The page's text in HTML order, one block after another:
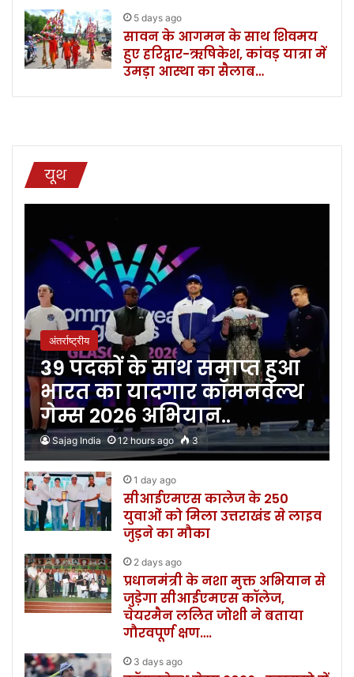
5 days ago
सावन के आगमन के साथ शिवमय
हुए हरिद्वार-ऋषिकेश, कांवड़ यात्रा में
उमड़ा आस्था का सैलाब…
यूथ
अंतर्राष्ट्रीय
39 पदकों के साथ समाप्त हुआ
भारत का यादगार कॉमनवेल्थ
गेम्स 2026 अभियान..
Sajag India 12 hours ago 3
1 day ago
सीआईएमएस कालेज के 250
युवाओं को मिला उत्तराखंड से लाइव
जुड़ने का मौका
2 days ago
प्रधानमंत्री के नशा मुक्त अभियान से
जुड़ेगा सीआईएमएस कॉलेज,
चेयरमैन ललित जोशी ने बताया
गौरवपूर्ण क्षण….
3 days ago